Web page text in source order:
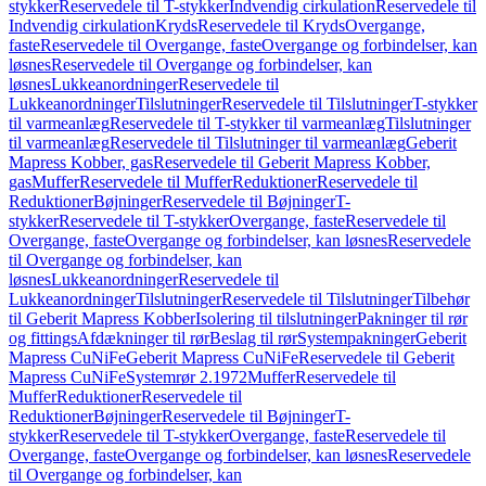
stykkerReservedele til T-stykkerIndvendig cirkulationReservedele til
Indvendig cirkulationKrydsReservedele til KrydsOvergange,
fasteReservedele til Overgange, fasteOvergange og forbindelser, kan
løsnesReservedele til Overgange og forbindelser, kan
løsnesLukkeanordningerReservedele til
LukkeanordningerTilslutningerReservedele til TilslutningerT-stykker
til varmeanlægReservedele til T-stykker til varmeanlægTilslutninger
til varmeanlægReservedele til Tilslutninger til varmeanlægGeberit
Mapress Kobber, gasReservedele til Geberit Mapress Kobber,
gasMufferReservedele til MufferReduktionerReservedele til
ReduktionerBøjningerReservedele til BøjningerT-
stykkerReservedele til T-stykkerOvergange, fasteReservedele til
Overgange, fasteOvergange og forbindelser, kan løsnesReservedele
til Overgange og forbindelser, kan
løsnesLukkeanordningerReservedele til
LukkeanordningerTilslutningerReservedele til TilslutningerTilbehør
til Geberit Mapress KobberIsolering til tilslutningerPakninger til rør
og fittingsAfdækninger til rørBeslag til rørSystempakningerGeberit
Mapress CuNiFeGeberit Mapress CuNiFeReservedele til Geberit
Mapress CuNiFeSystemrør 2.1972MufferReservedele til
MufferReduktionerReservedele til
ReduktionerBøjningerReservedele til BøjningerT-
stykkerReservedele til T-stykkerOvergange, fasteReservedele til
Overgange, fasteOvergange og forbindelser, kan løsnesReservedele
til Overgange og forbindelser, kan